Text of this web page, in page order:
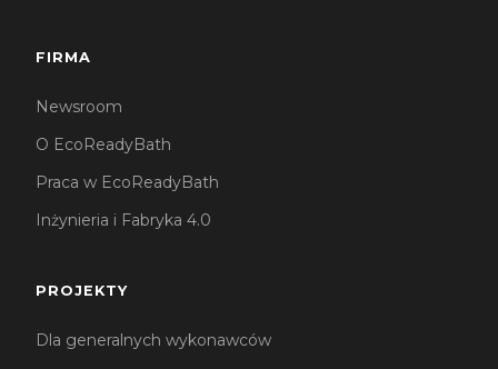
FIRMA
Newsroom
O EcoReadyBath
Praca w EcoReadyBath
Inżynieria i Fabryka 4.0
PROJEKTY
Dla generalnych wykonawców